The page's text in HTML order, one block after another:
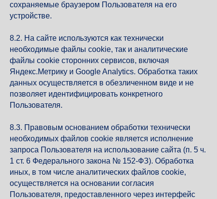
сохраняемые браузером Пользователя на его
устройстве.
8.2. На сайте используются как технически
необходимые файлы cookie, так и аналитические
файлы cookie сторонних сервисов, включая
Яндекс.Метрику и Google Analytics. Обработка таких
данных осуществляется в обезличенном виде и не
позволяет идентифицировать конкретного
Пользователя.
8.3. Правовым основанием обработки технически
необходимых файлов cookie является исполнение
запроса Пользователя на использование сайта (п. 5 ч.
1 ст. 6 Федерального закона № 152-ФЗ). Обработка
иных, в том числе аналитических файлов cookie,
осуществляется на основании согласия
Пользователя, предоставленного через интерфейс